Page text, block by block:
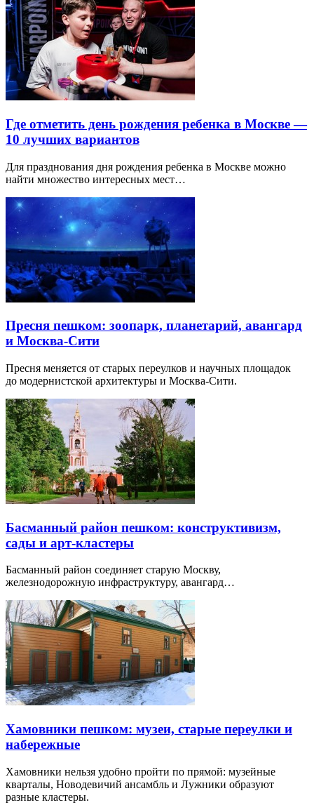
Интересныестатьи и публикации
Где отметить день рождения ребенка в Москве —
10 лучших вариантов
найти множество интересных мест…
Пресня пешком: зоопарк, планетарий, авангард
и Москва-Сити
до модернистской архитектуры и Москва-Сити.
Басманный район пешком: конструктивизм,
сады и арт-кластеры
Басманный район соединяет старую Москву,